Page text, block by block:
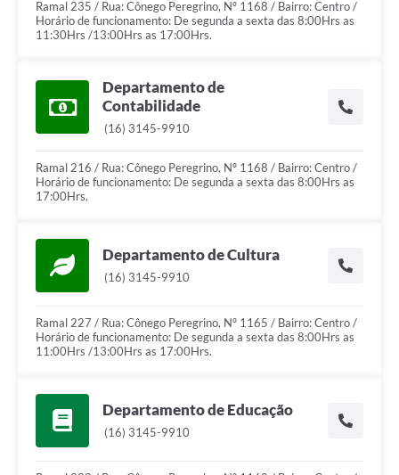
Ramal 235 / Rua: Cônego Peregrino, Nº 1168 / Bairro: Centro /
Horário de funcionamento: De segunda a sexta das 8:00Hrs as
11:30Hrs /13:00Hrs as 17:00Hrs.
Departamento de
Contabilidade
(16) 3145-9910
Ramal 216 / Rua: Cônego Peregrino, Nº 1168 / Bairro: Centro /
Horário de funcionamento: De segunda a sexta das 8:00Hrs as
17:00Hrs.
Departamento de Cultura
(16) 3145-9910
Ramal 227 / Rua: Cônego Peregrino, Nº 1165 / Bairro: Centro /
Horário de funcionamento: De segunda a sexta das 8:00Hrs as
11:00Hrs /13:00Hrs as 17:00Hrs.
Departamento de Educação
(16) 3145-9910